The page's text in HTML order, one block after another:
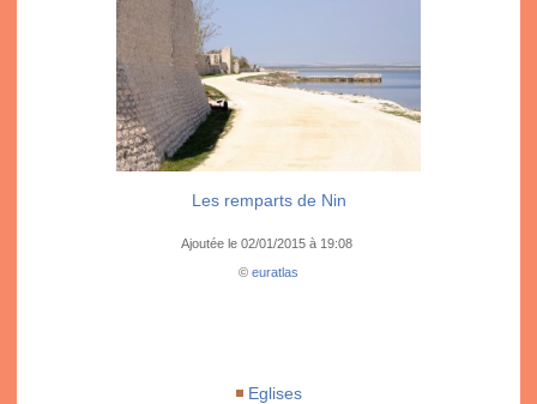
Les remparts de Nin
Ajoutée le 02/01/2015 à 19:08
© euratlas
Eglises